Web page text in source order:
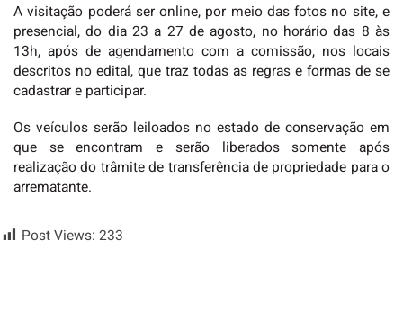
A visitação poderá ser online, por meio das fotos no site, e
presencial, do dia 23 a 27 de agosto, no horário das 8 às
13h, após de agendamento com a comissão, nos locais
descritos no edital, que traz todas as regras e formas de se
cadastrar e participar.
Os veículos serão leiloados no estado de conservação em
que se encontram e serão liberados somente após
realização do trâmite de transferência de propriedade para o
arrematante.
Post Views: 233